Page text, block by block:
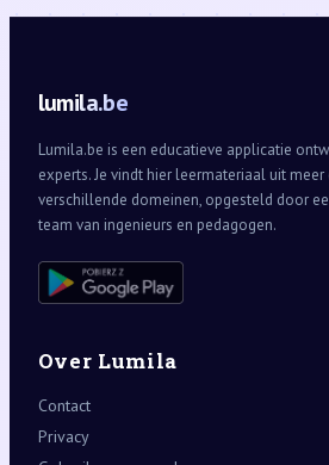
lumila.be
Lumila.be is een educatieve applicatie
experts. Je vindt hier leermateriaal uit meer
verschillende domeinen, opgesteld door
team van ingenieurs en pedagogen.
Over Lumila
Contact
Privacy